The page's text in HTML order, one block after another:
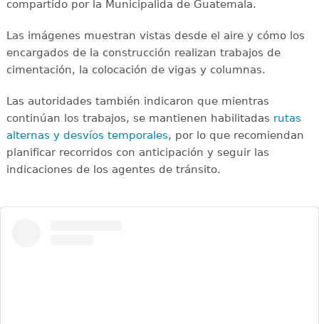
compartido por la Municipalida de Guatemala.
Las imágenes muestran vistas desde el aire y cómo los
encargados de la construcción realizan trabajos de
cimentación, la colocación de vigas y columnas.
Las autoridades también indicaron que mientras
continúan los trabajos, se mantienen habilitadas rutas
alternas y desvíos temporales, por lo que recomiendan
planificar recorridos con anticipación y seguir las
indicaciones de los agentes de tránsito.